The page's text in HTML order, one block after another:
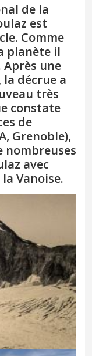
de la
est
Comme
planète il
Après une
la décrue a
très
constate
de
Grenoble),
nombreuses
avec
Vanoise.